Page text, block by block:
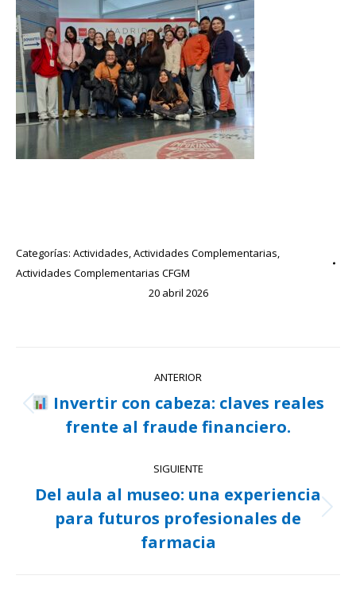
Categorías: Actividades,Actividades Complementarias,
Actividades Complementarias CFGM
20 abril 2026
entre
publicaciones
ANTERIOR
Publicación
anterior:
Invertir con cabeza: claves reales
frente al fraude financiero.
SIGUIENTE
Publicación
siguiente:
Del aula al museo: una experiencia
para futuros profesionales de
farmacia